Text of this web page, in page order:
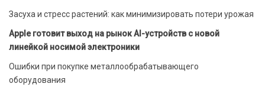
Засуха и стресс растений: как минимизировать потери урожая
Apple готовит выход на рынок AI-устройств с новой
линейкой носимой электроники
Ошибки при покупке металлообрабатывающего
оборудования